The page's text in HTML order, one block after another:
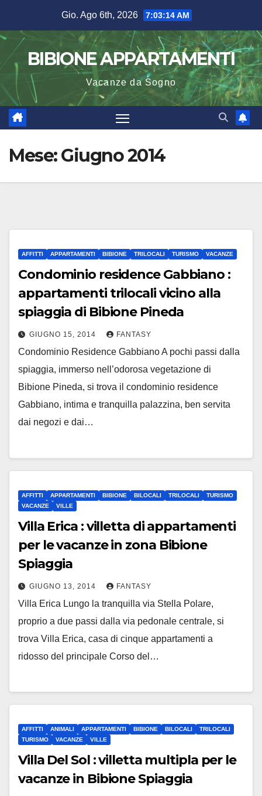
contenuto
Gio. Ago 6th, 2026 7:03:15 AM
BIBIONE APPARTAMENTI
Vacanze da Sogno
Mese:Giugno 2014
AFFITTI APPARTAMENTI BIBIONE TRILOCALI TURISMO VACANZE
Condominio residence Gabbiano :
appartamenti trilocali vicino alla
spiaggia di Bibione Pineda
GIUGNO 15, 2014 FANTASY
Condominio Residence Gabbiano A pochi passi dalla
spiaggia, immerso nell’odorosa vegetazione di
Bibione Pineda, si trova il condominio residence
Gabbiano, intima e tranquilla palazzina, ben servita
dai negozi e dai…
AFFITTI APPARTAMENTI BIBIONE BILOCALI TRILOCALI
TURISMO
VACANZE
VILLE
Villa Erica : villetta di appartamenti
per le vacanze in zona Bibione
Spiaggia
GIUGNO 13, 2014 FANTASY
Villa Erica Lungo la tranquilla via Stella Polare,
proprio a due passi dalla via pedonale centrale, si
trova Villa Erica, casa di cinque appartamenti a
ridosso del principale Corso del…
AFFITTI ANIMALI APPARTAMENTI BIBIONE BILOCALI
TRILOCALI
TURISMO
VACANZE VILLE
Villa Del Sol : villetta multipla per le
vacanze in Bibione Spiaggia